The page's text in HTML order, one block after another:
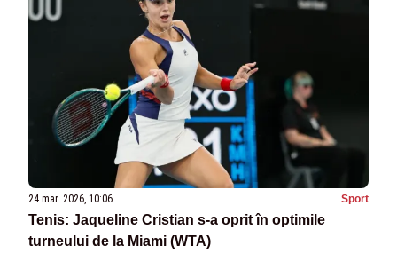
24 mar. 2026, 10:06 Sport
Tenis: Jaqueline Cristian s-a oprit în optimile
turneului de la Miami (WTA)